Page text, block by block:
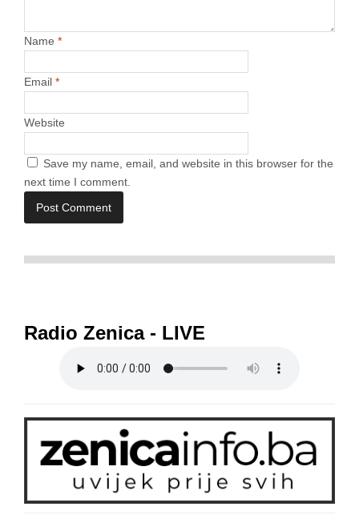
Name *
Email *
Website
Save my name, email, and website in this browser for the
next time I comment.
Radio Zenica - LIVE